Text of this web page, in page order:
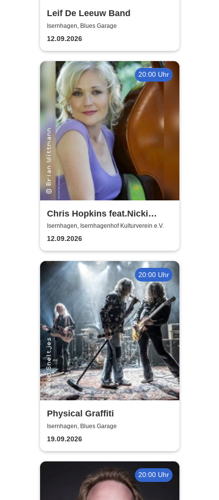
Leif De Leeuw Band
Isernhagen, Blues Garage
12.09.2026
20:00 Uhr
Chris Hopkins feat.Nicki
Parrott - The Great American
Songbook & beyond
Isernhagen, Isernhagenhof Kulturverein e.V.
12.09.2026
20:00 Uhr
Physical Graffiti
Isernhagen, Blues Garage
19.09.2026
20:00 Uhr